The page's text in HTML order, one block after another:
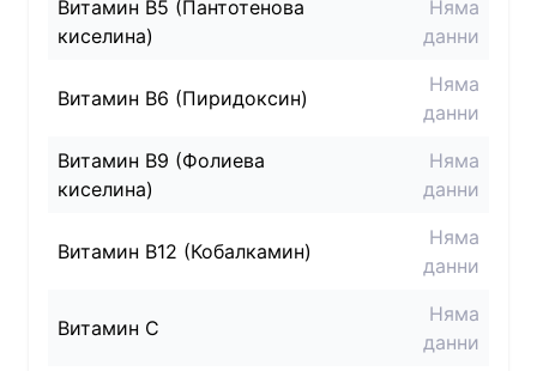
Витамин B5 (Пантотенова
киселина)
Няма
данни
Витамин B6 (Пиридоксин)
Няма
данни
Витамин B9 (Фолиева
киселина)
Няма
данни
Витамин B12 (Кобалкамин)
Няма
данни
Витамин C
Няма
данни